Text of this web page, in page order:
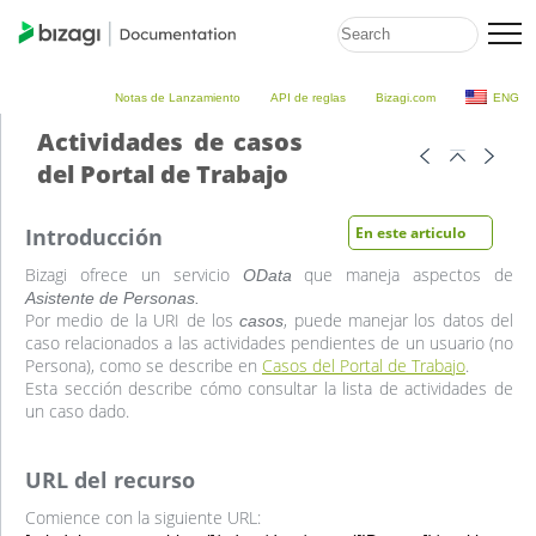
Notas de Lanzamiento API de reglas Bizagi.com ENG